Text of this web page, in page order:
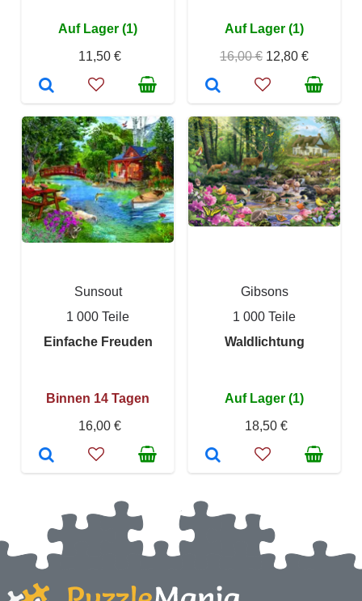
Auf Lager (1)
11,50 €
Auf Lager (1)
16,00 € 12,80 €
Sunsout
1 000 Teile
Einfache Freuden
Binnen 14 Tagen
16,00 €
Gibsons
1 000 Teile
Waldlichtung
Auf Lager (1)
18,50 €